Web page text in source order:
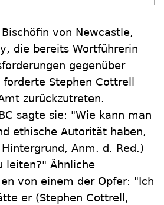
von Newcastle,
die bereits Wortführerin
gegenüber
Stephen Cottrell
zurückzutreten.
sagte sie: "Wie kann man
ethische Autorität haben,
Anm. d. Red.)
leiten?" Ähnliche
von einem der Opfer: "Ich
er (Stephen Cottrell,